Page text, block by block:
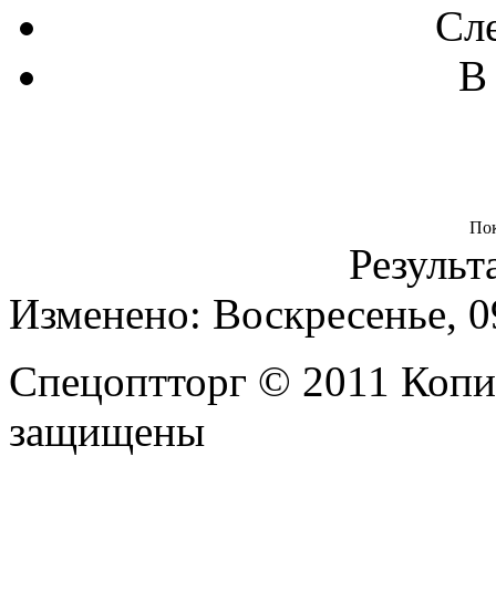
В
Изменено: Воскресенье,
Спецоптторг © 2011
защищены